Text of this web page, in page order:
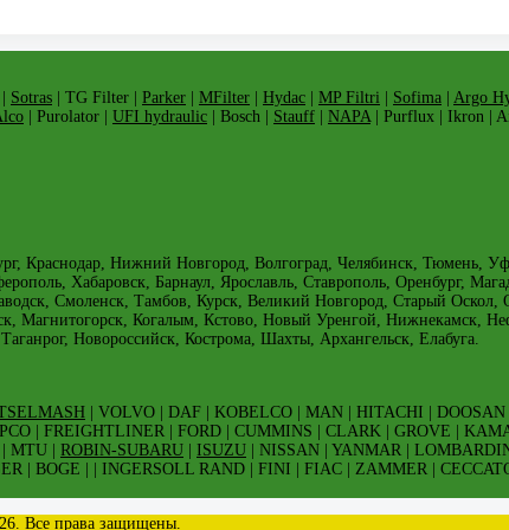
Sotras | TG Filter | Parker MFilter Hydac MP Filtri Sofima
Argo
| Purolator | UFI hydraulic | Bosch | Stauff NAPA| Purflux | Ikron |
Краснодар, Нижний Новгород, Волгоград, Челябинск, Тюмень,
Хабаровск, Барнаул, Ярославль, Ставрополь, Оренбург,
Смоленск, Тамбов, Курск, Великий Новгород, Старый
Магнитогорск, Когалым, Кстово, Новый Уренгой, Нижнекамск,
Новороссийск, Кострома, Шахты, Архангельск, Елабуга.
| VOLVO | DAF | KOBELCO | MAN | HITACHI |
| FREIGHTLINER | FORD | CUMMINS | CLARK | GROVE |
MTU | ROBIN-SUBARU ISUZU | NISSAN | YANMAR |
| BOGE | | INGERSOLL RAND | FINI | FIAC | ZAMMER |
Все права защищены.